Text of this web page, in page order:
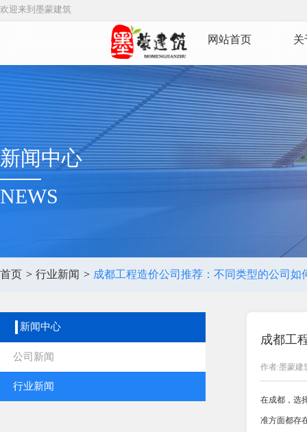
欢迎来到墨蒙建筑
网站首页 关
新闻中心
NEWS
首页 > 行业新闻 > 成都工程造价公司推荐：不同类型的公司如
新闻中心
公司新闻
行业新闻
成都工
作者:墨蒙建
在成都，选
准方面都存